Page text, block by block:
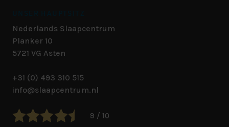
Nederlands Slaapcentrum
Planker 10
5721 VG Asten
+31 (0) 493 310 515
info@slaapcentrum.nl
9 / 10